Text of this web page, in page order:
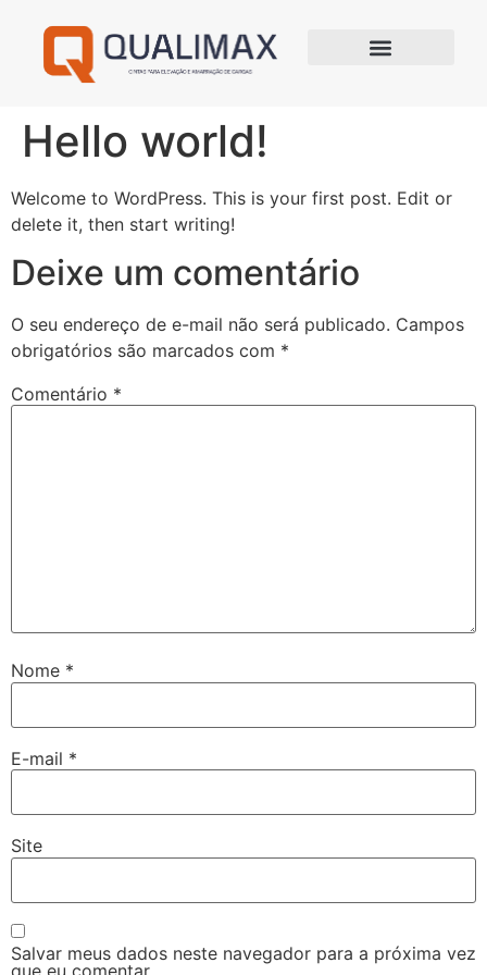
Hello world!
Welcome to WordPress. This is your first post. Edit or
delete it, then start writing!
Deixe um comentário
O seu endereço de e-mail não será publicado. Campos
obrigatórios são marcados com *
Comentário *
Nome *
E-mail *
Site
Salvar meus dados neste navegador para a próxima vez
que eu comentar.